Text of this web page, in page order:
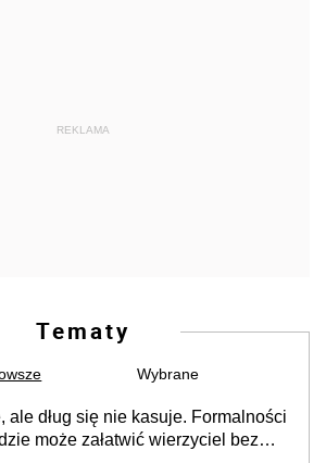
REKLAMA
Tematy
Wybrane
ale dług się nie kasuje. Formalności
może załatwić wierzyciel bez